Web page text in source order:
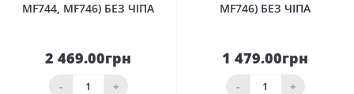
MF744, MF746) БЕЗ ЧІПА
2 469.00грн
- +
MF746) БЕЗ ЧІПА
1 479.00грн
- +